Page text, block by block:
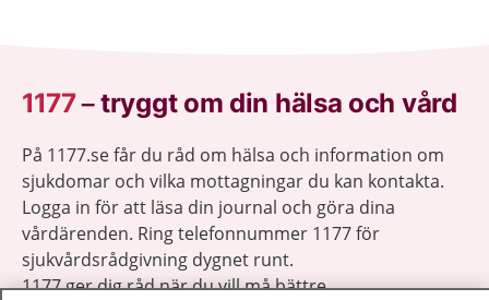
1177–tryggt om din hälsa och vård
På 1177.se får du råd om hälsa och information om
sjukdomar och vilka mottagningar du kan kontakta.
Logga in för att läsa din journal och göra dina
vårdärenden. Ring telefonnummer 1177 för
sjukvårdsrådgivning dygnet runt.
1177 ger dig råd när du vill må bättre.